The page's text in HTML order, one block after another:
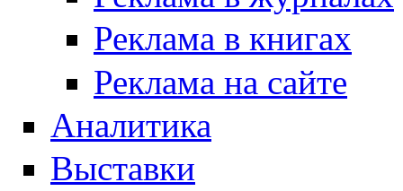
Реклама в книгах
Реклама на сайте
Аналитика
Выставки